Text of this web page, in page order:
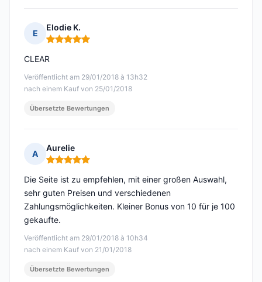
E
Elodie K.
Hinweis: 5 von 5
Veröffentlicht am 29/01/2018 à 13h32
nach einem Kauf von 25/01/2018
CLEAR
Übersetzte Bewertungen
A
Aurelie
Hinweis: 5 von 5
Veröffentlicht am 29/01/2018 à 10h34
nach einem Kauf von 21/01/2018
Die Seite ist zu empfehlen, mit einer großen Auswahl,
sehr guten Preisen und verschiedenen
Zahlungsmöglichkeiten. Kleiner Bonus von 10 für je 100
gekaufte.
Übersetzte Bewertungen